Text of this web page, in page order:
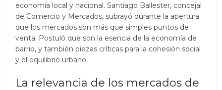
economía local y nacional. Santiago Ballester, concejal
de Comercio y Mercados, subrayó durante la apertura
que los mercados son más que simples puntos de
venta. Postuló que son la esencia de la economía de
barrio, y también piezas críticas para la cohesión social
y el equilibrio urbano.
La relevancia de los mercados de